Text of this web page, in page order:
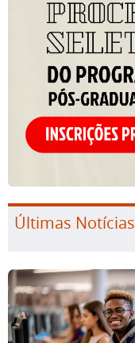
Últimas Notícias